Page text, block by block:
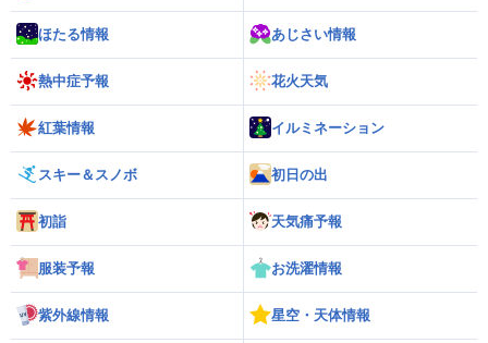
ほたる情報 あじさい情報
熱中症予報 花火天気
紅葉情報 イルミネーション
スキー＆スノボ 初日の出
初詣 天気痛予報
服装予報 お洗濯情報
紫外線情報 星空・天体情報